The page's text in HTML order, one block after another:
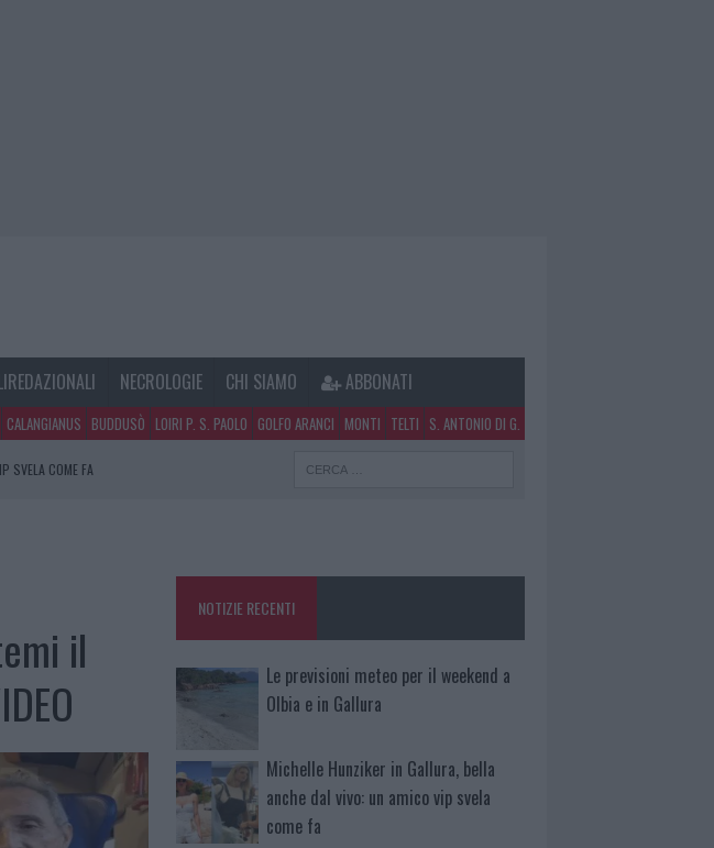
NECROLOGIE CHI SIAMO ABBONATI
CALANGIANUS BUDDUSÒ LOIRI P. S. PAOLO GOLFO ARANCI MONTI TELTI S. ANTONIO DI G.
SVELA COME FA
il
NOTIZIE RECENTI
Le previsioni meteo per il weekend a
Olbia e in Gallura
Michelle Hunziker in Gallura, bella
anche dal vivo: un amico vip svela
come fa